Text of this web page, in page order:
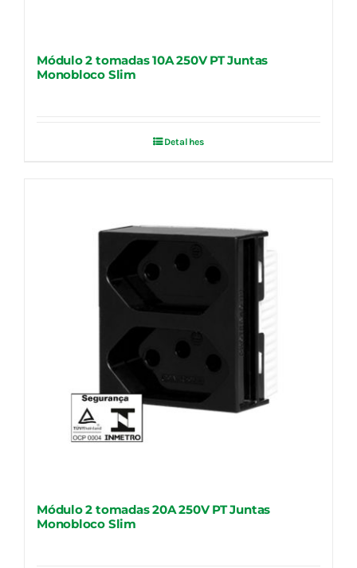
Módulo 2 tomadas 10A 250V PT Juntas
Monobloco Slim
Detalhes
Módulo 2 tomadas 20A 250V PT Juntas
Monobloco Slim